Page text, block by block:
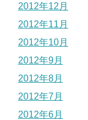
2012年12月
2012年11月
2012年10月
2012年9月
2012年8月
2012年7月
2012年6月